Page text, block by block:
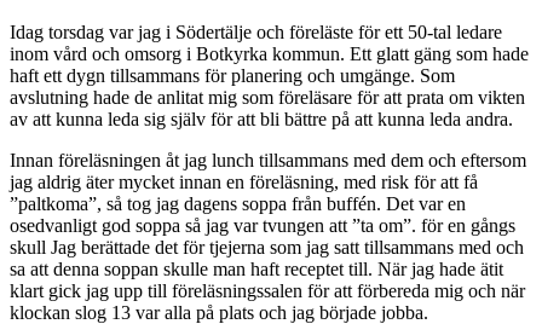
Idag torsdag var jag i Södertälje och föreläste för ett 50-tal ledare
inom vård och omsorg i Botkyrka kommun. Ett glatt gäng som hade
haft ett dygn tillsammans för planering och umgänge. Som
avslutning hade de anlitat mig som föreläsare för att prata om vikten
av att kunna leda sig själv för att bli bättre på att kunna leda andra.
Innan föreläsningen åt jag lunch tillsammans med dem och eftersom
jag aldrig äter mycket innan en föreläsning, med risk för att få
”paltkoma”, så tog jag dagens soppa från buffén. Det var en
osedvanligt god soppa så jag var tvungen att ”ta om”. för en gångs
skull Jag berättade det för tjejerna som jag satt tillsammans med och
sa att denna soppan skulle man haft receptet till. När jag hade ätit
klart gick jag upp till föreläsningssalen för att förbereda mig och när
klockan slog 13 var alla på plats och jag började jobba.